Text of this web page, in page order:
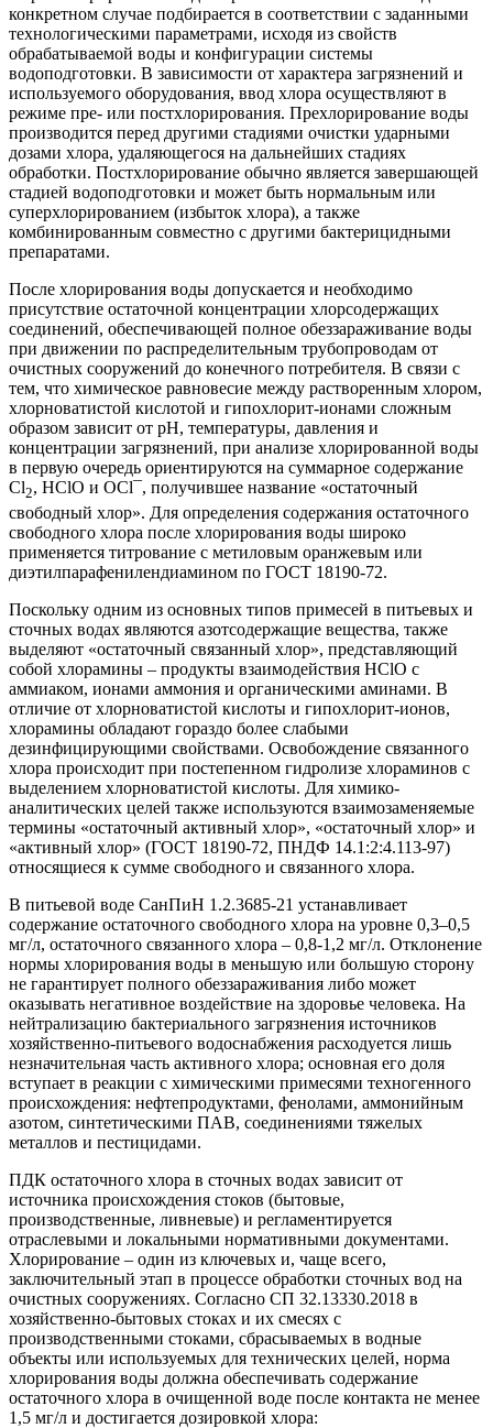
конкретном случае подбирается в соответствии с заданными
технологическими параметрами, исходя из свойств
обрабатываемой воды и конфигурации системы
водоподготовки. В зависимости от характера загрязнений и
используемого оборудования, ввод хлора осуществляют в
режиме пре- или постхлорирования. Прехлорирование воды
производится перед другими стадиями очистки ударными
дозами хлора, удаляющегося на дальнейших стадиях
обработки. Постхлорирование обычно является завершающей
стадией водоподготовки и может быть нормальным или
суперхлорированием (избыток хлора), а также
комбинированным совместно с другими бактерицидными
препаратами.
После хлорирования воды допускается и необходимо
присутствие остаточной концентрации хлорсодержащих
соединений, обеспечивающей полное обеззараживание воды
при движении по распределительным трубопроводам от
очистных сооружений до конечного потребителя. В связи с
тем, что химическое равновесие между растворенным хлором,
хлорноватистой кислотой и гипохлорит-ионами сложным
образом зависит от pH, температуры, давления и
концентрации загрязнений, при анализе хлорированной воды
в первую очередь ориентируются на суммарное содержание
Cl2, HClO и OCl¯, получившее название «остаточный
свободный хлор». Для определения содержания остаточного
свободного хлора после хлорирования воды широко
применяется титрование с метиловым оранжевым или
диэтилпарафенилендиамином по ГОСТ 18190-72.
Поскольку одним из основных типов примесей в питьевых и
сточных водах являются азотсодержащие вещества, также
выделяют «остаточный связанный хлор», представляющий
собой хлорамины – продукты взаимодействия HClO с
аммиаком, ионами аммония и органическими аминами. В
отличие от хлорноватистой кислоты и гипохлорит-ионов,
хлорамины обладают гораздо более слабыми
дезинфицирующими свойствами. Освобождение связанного
хлора происходит при постепенном гидролизе хлораминов с
выделением хлорноватистой кислоты. Для химико-
аналитических целей также используются взаимозаменяемые
термины «остаточный активный хлор», «остаточный хлор» и
«активный хлор» (ГОСТ 18190-72, ПНДФ 14.1:2:4.113-97)
относящиеся к сумме свободного и связанного хлора.
В питьевой воде СанПиН 1.2.3685-21 устанавливает
содержание остаточного свободного хлора на уровне 0,3–0,5
мг/л, остаточного связанного хлора – 0,8-1,2 мг/л. Отклонение
нормы хлорирования воды в меньшую или большую сторону
не гарантирует полного обеззараживания либо может
оказывать негативное воздействие на здоровье человека. На
нейтрализацию бактериального загрязнения источников
хозяйственно-питьевого водоснабжения расходуется лишь
незначительная часть активного хлора; основная его доля
вступает в реакции с химическими примесями техногенного
происхождения: нефтепродуктами, фенолами, аммонийным
азотом, синтетическими ПАВ, соединениями тяжелых
металлов и пестицидами.
ПДК остаточного хлора в сточных водах зависит от
источника происхождения стоков (бытовые,
производственные, ливневые) и регламентируется
отраслевыми и локальными нормативными документами.
Хлорирование – один из ключевых и, чаще всего,
заключительный этап в процессе обработки сточных вод на
очистных сооружениях. Согласно СП 32.13330.2018 в
хозяйственно-бытовых стоках и их смесях с
производственными стоками, сбрасываемых в водные
объекты или используемых для технических целей, норма
хлорирования воды должна обеспечивать содержание
остаточного хлора в очищенной воде после контакта не менее
1,5 мг/л и достигается дозировкой хлора: